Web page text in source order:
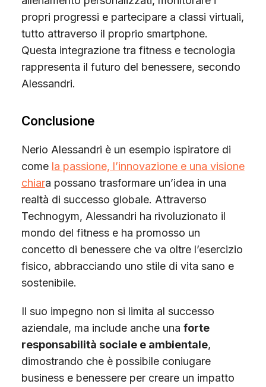
propri progressi e partecipare a classi virtuali,
tutto attraverso il proprio smartphone.
Questa integrazione tra fitness e tecnologia
rappresenta il futuro del benessere, secondo
Alessandri.
Conclusione
Nerio Alessandri è un esempio ispiratore di
come la passione, l’innovazione e una visione
chiara possano trasformare un’idea in una
realtà di successo globale. Attraverso
Technogym, Alessandri ha rivoluzionato il
mondo del fitness e ha promosso un
concetto di benessere che va oltre l’esercizio
fisico, abbracciando uno stile di vita sano e
sostenibile.
Il suo impegno non si limita al successo
aziendale, ma include anche una forte
responsabilità sociale e ambientale,
dimostrando che è possibile coniugare
business e benessere per creare un impatto